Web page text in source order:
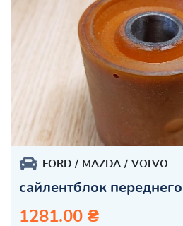
FORD MAZDA VOLVO
сайлентблок
1281.00 ₴